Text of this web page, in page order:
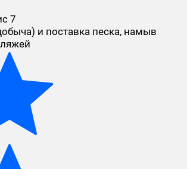
7
и поставка песка, намыв